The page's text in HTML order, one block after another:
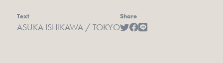
Text
ASUKA ISHIKAWA / TOKYO
Share